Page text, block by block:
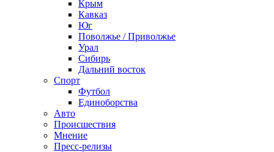
Крым
Кавказ
Юг
Поволжье / Приволжье
Урал
Сибирь
Дальний восток
Спорт
Футбол
Единоборства
Авто
Происшествия
Мнение
Пресс-релизы